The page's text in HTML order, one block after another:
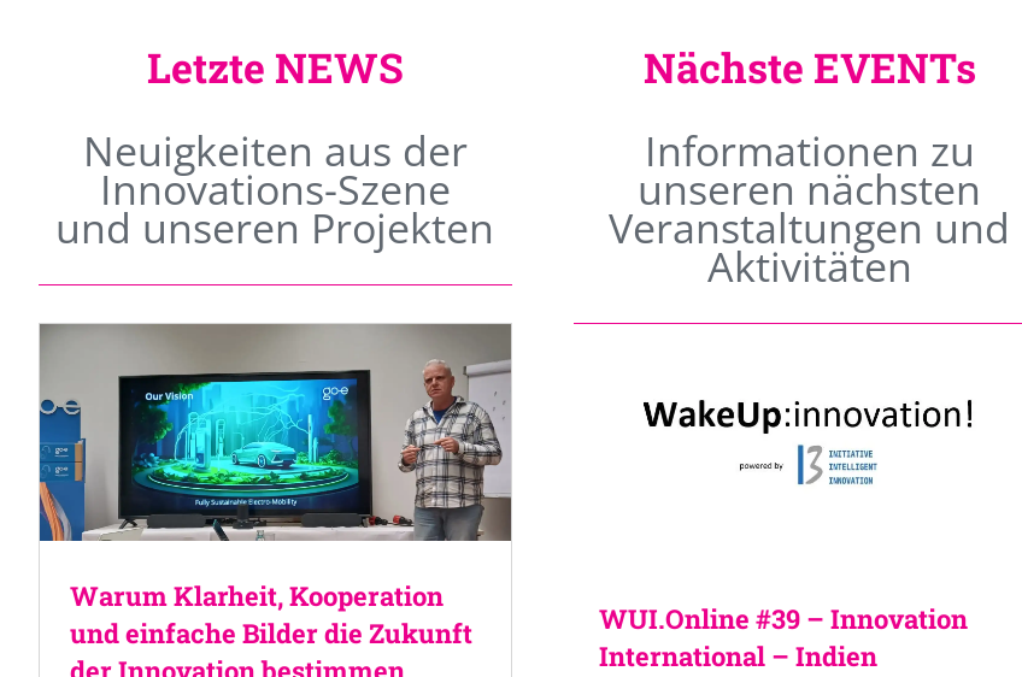
Letzte NEWS
Neuigkeiten aus der
Innovations-Szene
und unseren Projekten
Warum Klarheit, Kooperation
und einfache Bilder die Zukunft
Nächste EVENTs
Informationen zu
unseren nächsten
Veranstaltungen und
Aktivitäten
WUI.Online #39 – Innovation
International – Indien